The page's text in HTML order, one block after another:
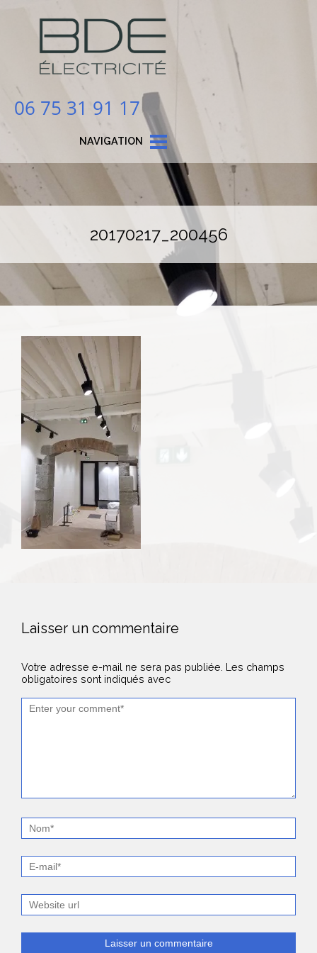
06 75 31 91 17
NAVIGATION
20170217_200456
Laisser un commentaire
Votre adresse e-mail ne sera pas publiée. Les champs
obligatoires sont indiqués avec